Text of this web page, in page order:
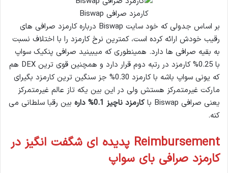
کارمزد صرافی Biswap
بر اساس جدولی که خود سایت Biswap درباره کارمزد صرافی های
رقیب خودش ارائه کرده است، کمترین نرخ کارمزد را با اختلاف نسبت
به بقیه صرافی ها دارد. همینطوری که میبینید صرافی پنکیک سواپ
با 0.25% کارمزد در رتبه دوم قرار دارد و همچنین قوی ترین DEX هم
که یونی سواپ باشه با کارمزد 0.30% جز سنگین ترین کارمزد بگیرای
مارکت غیرمتمرکز هستش ولی در این بین یکه تاز عالم غیرمتمرکز
یعنی صرافی Biswap با
کارمزد ناچیز 0.1% داره
بین رقبا سلطانی می
کنه.
Reimbursement پدیده ای شگفت انگیز در
کارمزد صرافی بای سواپ